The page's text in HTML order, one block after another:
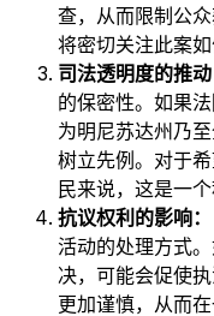
查，从而限制公
将密切关注此案
司法透明度的推动
的保密性。如果
为明尼苏达州乃
树立先例。对于
民来说，这是一个
抗议权利的影响：
活动的处理方式
决，可能会促使
更加谨慎，从而